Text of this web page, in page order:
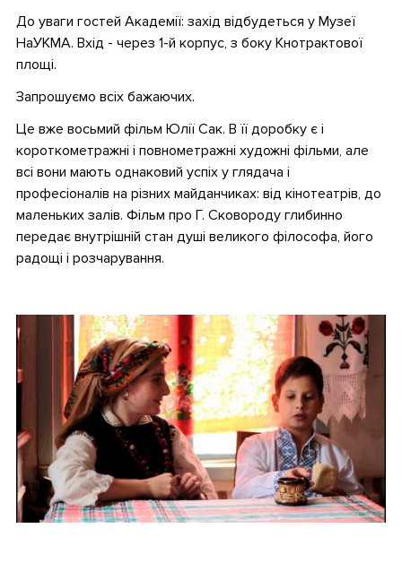
До уваги гостей Академії: захід відбудеться у Музеї
НаУКМА. Вхід - через 1-й корпус, з боку Кнотрактової
площі.
Запрошуємо всіх бажаючих.
Це вже восьмий фільм Юлії Сак. В її доробку є і
короткометражні і повнометражні художні фільми, але
всі вони мають однаковий успіх у глядача і
професіоналів на різних майданчиках: від кінотеатрів, до
маленьких залів. Фільм про Г. Сковороду глибинно
передає внутрішній стан душі великого філософа, його
радощі і розчарування.